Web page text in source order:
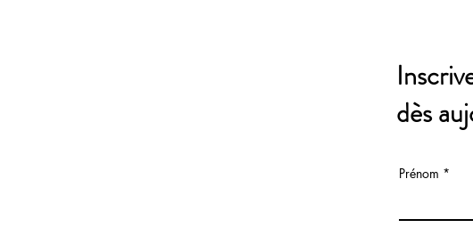
dès
Prénom